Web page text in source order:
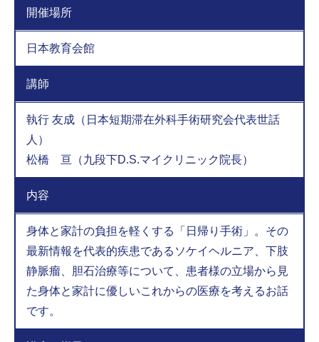
開催場所
日本教育会館
講師
執行 友成（日本短期滞在外科手術研究会代表世話
人）
松橋 亘（九段下D.S.マイクリニック院長）
内容
身体と家計の負担を軽くする「日帰り手術」。その
最新情報を代表的疾患であるソケイヘルニア、下肢
静脈瘤、胆石治療等について、患者様の立場から見
た身体と家計に優しいこれからの医療を考えるお話
です。